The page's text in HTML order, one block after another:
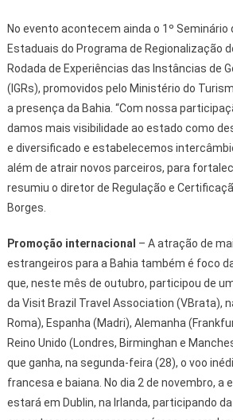
No evento acontecem ainda o 1º
Estaduais do Programa de Regionalização
Rodada de Experiências das Instâncias de
(IGRs), promovidos pelo Ministério do
a presença da Bahia. “Com nossa
damos mais visibilidade ao estado como
e diversificado e estabelecemos
além de atrair novos parceiros, para
resumiu o diretor de Regulação e
Borges.
Promoção internacional – A atração de
estrangeiros para a Bahia também é foco
que, neste mês de outubro, participou de
da Visit Brazil Travel Association (VBrata),
Roma), Espanha (Madri), Alemanha
Reino Unido (Londres, Birminghan e
que ganha, na segunda-feira (28), o voo
francesa e baiana. No dia 2 de novembro, a
estará em Dublin, na Irlanda, participando